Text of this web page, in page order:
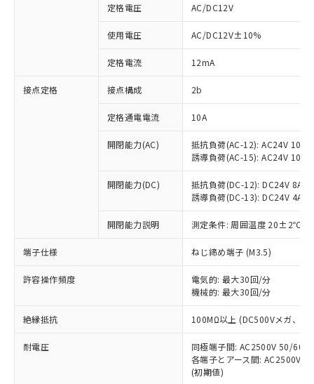
定格電圧 AC/DC12V
使用電圧 AC/DC12V±10%
定格電流 12mA
接点定格 接点構成 2b
定格通電電流 10A
開閉能力(AC)
抵抗負荷(AC-12): AC24V 10A/
誘導負荷(AC-15): AC24V
開閉能力(DC)
抵抗負荷(DC-12): DC24V 8A/
誘導負荷(DC-13): DC24V 4A/
開閉能力説明 測定条件: 周囲温度 20±2℃、
端子仕様 ねじ締め端子 (M3.5)
許容操作頻度
電気的: 最大30回/分
機械的: 最大30回/分
絶縁抵抗 100MΩ以上 (DC500Vメガ、点
耐電圧
同極端子間: AC2500V 50/
各端子とアース間: AC2500V
(初期値)
ご利用条件
以下の条件をお読みいただき、同意のうえ
ご利用ください。
本サービスは、当社制御機器事業取扱
商品の当社在庫状況および標準価格
(税抜)を提供させていただくもので
当社制御機器事業取扱商品の中には、
本サービスの対象外となる商品もある
ことをご了承ください。
在庫状況および標準価格照会結果は、
記載している更新日時点での社内デー
タに基づき作成されるものであり、閲
覧された時点での実際の在庫および標
準価格とは異なる場合があることをご
※1 対応状況
対応済み：EU RoHS指令（10物質）の
非含有に対応した製品が提供可能な商品で
す。
対応予定：EU RoHS指令（10物質）の非含
有に対応した製品に切り替える予定のある
対応予定なし：EU RoHS指令（10物質）の
非含有に非対応の商品で、対応品を出す予
定はありません。
調査・確認中：EU RoHS指令（10物質）の
非含有の対応状況を調査中または確認中の
非該当品：ライセンス料など無形物で、有
害物質有無と関係のない商品です。
仕入先様の事情により、非含有部品として
いたものが、含有品と判明した場合などや
むを得ず変更することがあります。
六価クロム(Cr(Ⅵ)) 1000ppm以下、ポリ臭化ビフェニル
類(PBB) 1000ppm以下、ポリ臭化ジフェニルエーテル類
「○」：最大均質材料含有率が中国RoHSの
基準値以下であることを示します。
「×」：最大均質材料含有率が中国RoHSの
基準値を超えていることを示します。
「－」：未確認です。当社販売部門へお問
*中国RoHS10物質の基準値 (GB/T26572)：
Pb(鉛) :1000ppm、 Hg(水銀) : 1000ppm、 Cd(カドミウ
Cr(Ⅵ)(六価クロム) : 1000ppm、 PBBs(ポリ臭化ビフェ
当社は、これら貴社製品のうち、外国
為替および外国貿易法に定める商品
（以下｢規制貨物等」という）を輸出
または国外への提供する場合は、日本
国政府の輸出許可(または役務取引許
可)を取得するなどの必要な手続きを